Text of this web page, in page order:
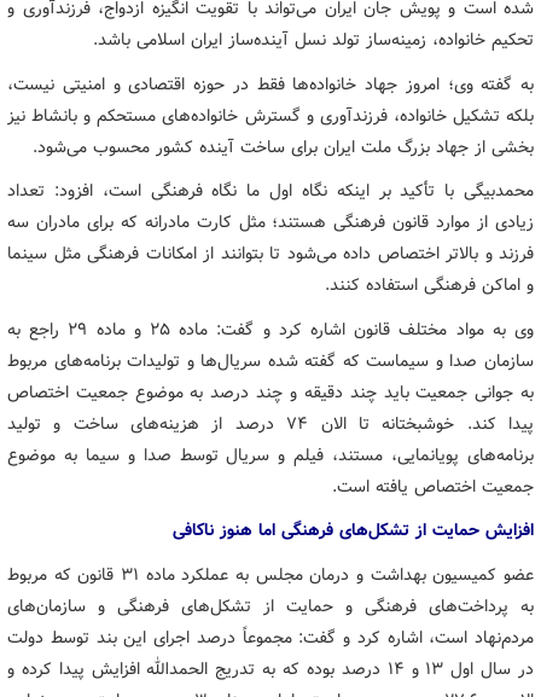
شده است و پویش جان ایران می‌تواند با تقویت انگیزه ازدواج، فرزندآوری و
تحکیم خانواده، زمینه‌ساز تولد نسل آینده‌ساز ایران اسلامی باشد.
به گفته وی؛ امروز جهاد خانواده‌ها فقط در حوزه اقتصادی و امنیتی نیست،
بلکه تشکیل خانواده، فرزندآوری و گسترش خانواده‌های مستحکم و بانشاط نیز
بخشی از جهاد بزرگ ملت ایران برای ساخت آینده کشور محسوب می‌شود.
محمدبیگی با تأکید بر اینکه نگاه اول ما نگاه فرهنگی است، افزود: تعداد
زیادی از موارد قانون فرهنگی هستند؛ مثل کارت مادرانه که برای مادران سه
فرزند و بالاتر اختصاص داده می‌شود تا بتوانند از امکانات فرهنگی مثل سینما
و اماکن فرهنگی استفاده کنند.
وی به مواد مختلف قانون اشاره کرد و گفت: ماده ۲۵ و ماده ۲۹ راجع به
سازمان صدا و سیماست که گفته شده سریال‌ها و تولیدات برنامه‌های مربوط
به جوانی جمعیت باید چند دقیقه و چند درصد به موضوع جمعیت اختصاص
پیدا کند. خوشبختانه تا الان ۷۴ درصد از هزینه‌های ساخت و تولید
برنامه‌های پویانمایی، مستند، فیلم و سریال توسط صدا و سیما به موضوع
جمعیت اختصاص یافته است.
افزایش حمایت از تشکل‌های فرهنگی اما هنوز ناکافی
عضو کمیسیون بهداشت و درمان مجلس به عملکرد ماده ۳۱ قانون که مربوط
به پرداخت‌های فرهنگی و حمایت از تشکل‌های فرهنگی و سازمان‌های
مردم‌نهاد است، اشاره کرد و گفت: مجموعاً درصد اجرای این بند توسط دولت
در سال اول ۱۳ و ۱۴ درصد بوده که به تدریج الحمدالله افزایش پیدا کرده و